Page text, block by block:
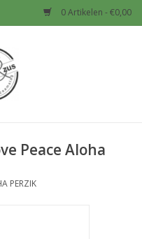
0 Artikelen - €0,00
Peace Aloha
PERZIK